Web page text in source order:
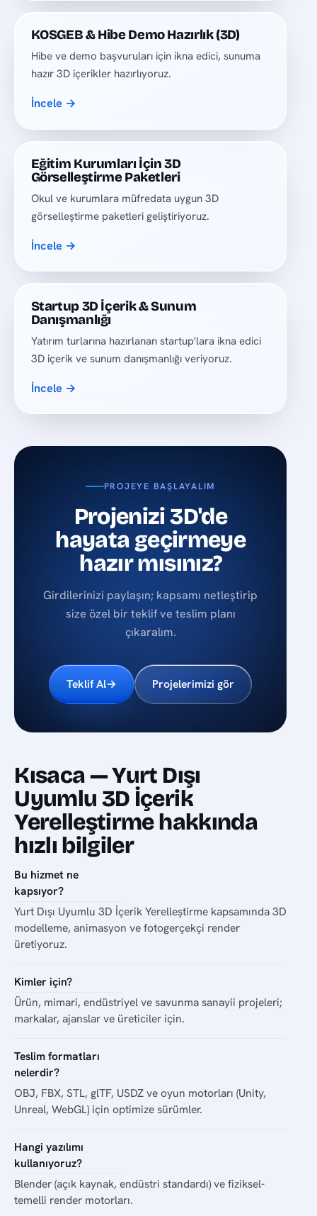
KOSGEB & Hibe Demo Hazırlık (3D)
Hibe ve demo başvuruları için ikna edici, sunuma
hazır 3D içerikler hazırlıyoruz.
İncele →
Eğitim Kurumları İçin 3D
Görselleştirme Paketleri
Okul ve kurumlara müfredata uygun 3D
görselleştirme paketleri geliştiriyoruz.
İncele →
Startup 3D İçerik & Sunum
Danışmanlığı
Yatırım turlarına hazırlanan startup'lara ikna edici
3D içerik ve sunum danışmanlığı veriyoruz.
İncele →
PROJEYE BAŞLAYALIM
Projenizi 3D'de
hayata geçirmeye
hazır mısınız?
Girdilerinizi paylaşın; kapsamı netleştirip
size özel bir teklif ve teslim planı
çıkaralım.
Teklif Al→ Projelerimizi gör
Kısaca — Yurt Dışı
Uyumlu 3D İçerik
Yerelleştirme hakkında
hızlı bilgiler
Bu hizmet ne
kapsıyor?
Yurt Dışı Uyumlu 3D İçerik Yerelleştirme kapsamında 3D
modelleme, animasyon ve fotogerçekçi render
üretiyoruz.
Kimler için?
Ürün, mimari, endüstriyel ve savunma sanayii projeleri;
markalar, ajanslar ve üreticiler için.
Teslim formatları
nelerdir?
OBJ, FBX, STL, glTF, USDZ ve oyun motorları (Unity,
Unreal, WebGL) için optimize sürümler.
Hangi yazılımı
kullanıyoruz?
Blender (açık kaynak, endüstri standardı) ve fiziksel-
temelli render motorları.